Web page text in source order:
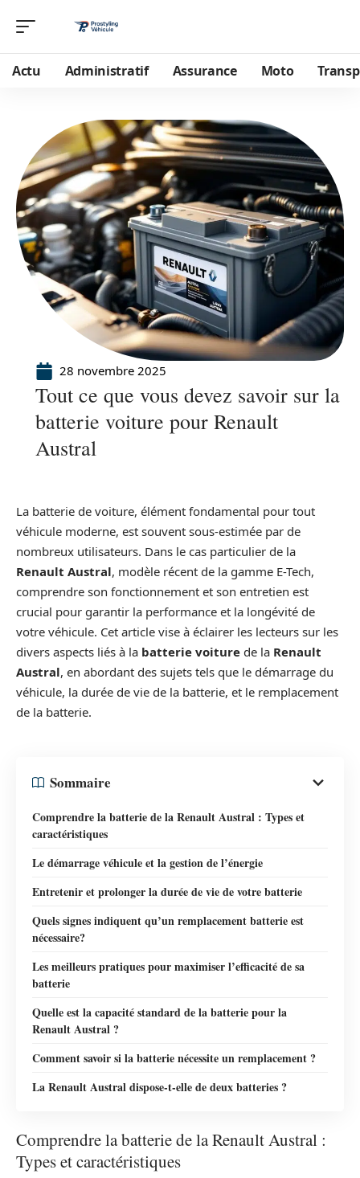
Actu Administratif Assurance Moto
28 novembre 2025
Tout ce que vous devez savoir sur la
batterie voiture pour Renault
Austral
La batterie de voiture, élément fondamental pour tout
véhicule moderne, est souvent sous-estimée par de
nombreux utilisateurs. Dans le cas particulier de la
Renault Austral, modèle récent de la gamme E-Tech,
comprendre son fonctionnement et son entretien est
crucial pour garantir la performance et la longévité de
votre véhicule. Cet article vise à éclairer les lecteurs sur les
divers aspects liés à la batterie voiture de la Renault
Austral, en abordant des sujets tels que le démarrage du
véhicule, la durée de vie de la batterie, et le remplacement
de la batterie.
Sommaire
Comprendre la batterie de la Renault Austral : Types et
caractéristiques
Le démarrage véhicule et la gestion de l’énergie
Entretenir et prolonger la durée de vie de votre batterie
Quels signes indiquent qu’un remplacement batterie est
nécessaire?
Les meilleurs pratiques pour maximiser l’efficacité de sa
batterie
Quelle est la capacité standard de la batterie pour la
Renault Austral ?
Comment savoir si la batterie nécessite un remplacement ?
La Renault Austral dispose-t-elle de deux batteries ?
Comprendre la batterie de la Renault Austral :
Types et caractéristiques